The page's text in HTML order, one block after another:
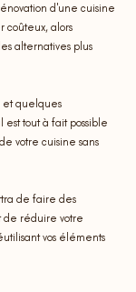
d'une cuisine
coûteux, alors
alternatives plus
et quelques
tout à fait possible
votre cuisine sans
de faire des
de réduire votre
vos éléments